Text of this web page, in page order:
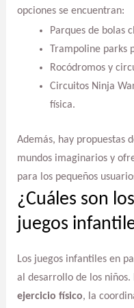
opciones se encuentran:
Parques de bolas
Trampoline parks
Rocódromos y
Circuitos Ninja
física.
Además, hay propuestas
mundos imaginarios y
para los pequeños
¿Cuáles son
juegos
Los juegos infantiles en
al desarrollo de los niños.
ejercicio físico, la